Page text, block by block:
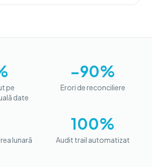
pe
date
−90%
Erori de reconciliere
lunară
100%
Audit trail automatizat